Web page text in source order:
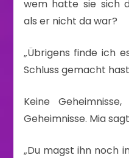
wem hatte sie sich
als er nicht da war?
„Übrigens finde ich
Schluss gemacht
Keine
Geheimnisse. Mia
„Du magst ihn noch